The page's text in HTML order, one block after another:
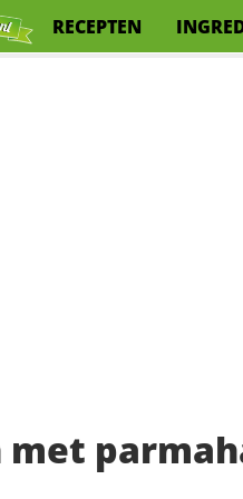
RECEPTEN
met